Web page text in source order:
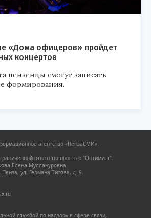
«Дома офицеров» пройдет
концертов
пензенцы смогут записать
формирования.
агентство «ПензаСМИ».
ответственностью "Оптимист".
Елена Муллануровна.
ул. Германа Титова, д. 9.
службой по надзору в сфере связи,